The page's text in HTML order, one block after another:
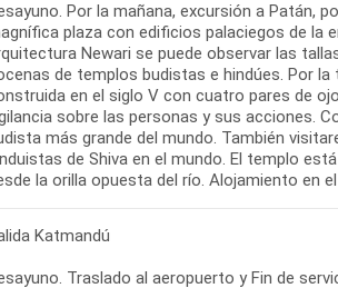
Por la mañana, excursión a Patán,
plaza con edificios palaciegos de la
Newari se puede observar las
de templos budistas e hindúes. Por
en el siglo V con cuatro pares de
sobre las personas y sus acciones.
más grande del mundo. También
de Shiva en el mundo. El templo
la orilla opuesta del río. Alojamiento en
Katmandú
Traslado al aeropuerto y Fin de